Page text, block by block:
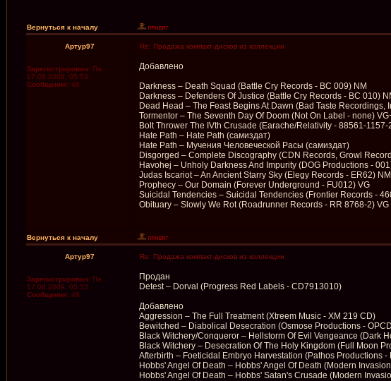
Вернуться к началу
Артур97 Re: Продажа компакт-дисков из коллекции
Зарегистрирован: Пн
17.08.2009, 05:53
Сообщения: 48
Добавлено
Darkness – Death Squad (Battle Cry Records - BC 009) NM
Darkness – Defenders Of Justice (Battle Cry Records - BC 010)
Dead Head – The Feast Begins At Dawn (Bad Taste
Tormentor – The Seventh Day Of Doom (Not On Label - none)
Bolt Thrower The IVth Crusade (Earache/Relativity - 88561-1157-
Hate Path – Hate Path (самиздат)
Hate Path – Мучения Человеческой Расы (самиздат)
Disgorged – Complete Discography (CDN Records, Growl
Havohej – Unholy Darkness And Impurity (DOG Productions -
Judas Iscariot – An Ancient Starry Sky (Elegy Records - ER62) NM
Prophecy – Our Domain (Forever Underground - FU012) VG
Suicidal Tendencies – Suicidal Tendencies (Frontier Records -
Obituary – Slowly We Rot (Roadrunner Records - RR 8768-2) VG
Вернуться к началу
Артур97 Re: Продажа компакт-дисков из коллекции
Зарегистрирован: Пн
17.08.2009, 05:53
Сообщения: 48
Продан
Detest – Dorval (Progress Red Labels - CD7913010)
Добавлено
Aggression – The Full Treatment (Xtreem Music - XM 219 CD)
Bewitched – Diabolical Desecration (Osmose Productions -
Black Witchery/Conqueror – Hellstorm Of Evil Vengeance (Dark
Black Witchery – Desecration Of The Holy Kingdom (Full Moon
Afterbirth – Foeticidal Embryo Harvestation (Pathos Productions -
Hobbs' Angel Of Death – Hobbs' Angel Of Death (Modern
Hobbs' Angel Of Death – Hobbs' Satan's Crusade (Modern